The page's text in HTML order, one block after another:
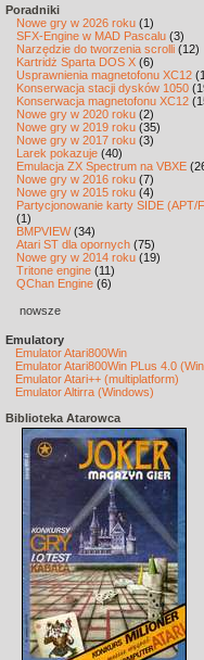
Poradniki
Nowe gry w 2026 roku (1)
SFX-Engine w MAD Pascalu (3)
Narzędzie do tworzenia scrolli (12)
Kartridż Sparta DOS X (6)
Usprawnienia magnetofonu XC12
Konserwacja stacji dysków 1050
Konserwacja magnetofonu XC12
Nowe gry w 2020 roku (2)
Nowe gry w 2019 roku (35)
Nowe gry w 2017 roku (3)
Larek pokazuje (40)
Emulacja ZX Spectrum na VBXE
Nowe gry w 2016 roku (7)
Nowe gry w 2015 roku (4)
Partycjonowanie karty SIDE (APT/
(1)
BMPVIEW(34)
Atari ST dla opornych (75)
Nowe gry w 2014 roku (19)
Tritone engine (11)
QChan Engine (6)
nowsze
Emulatory
Emulator Atari800Win
Emulator Atari800Win PLus 4.0
Emulator Atari++ (multiplatform)
Emulator Altirra (Windows)
Biblioteka Atarowca